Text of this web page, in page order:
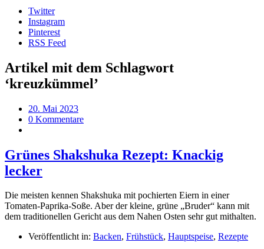
Twitter
Instagram
Pinterest
RSS Feed
Artikel mit dem Schlagwort
‘kreuzkümmel’
20. Mai 2023
0 Kommentare
Grünes Shakshuka Rezept: Knackig
lecker
Die meisten kennen Shakshuka mit pochierten Eiern in einer
Tomaten-Paprika-Soße. Aber der kleine, grüne „Bruder“ kann mit
dem traditionellen Gericht aus dem Nahen Osten sehr gut mithalten.
Veröffentlicht in: Backen, Frühstück, Hauptspeise, Rezepte